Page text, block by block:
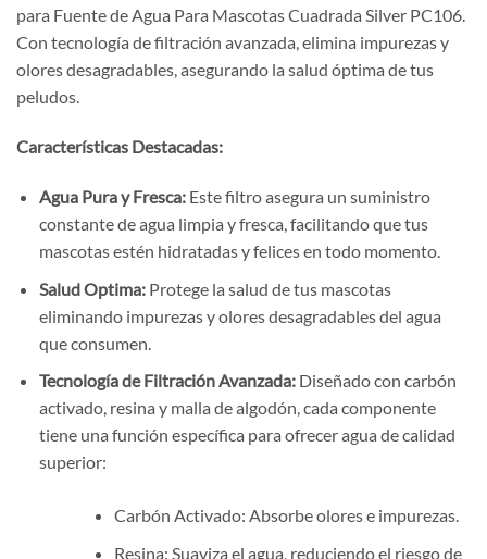
para Fuente de Agua Para Mascotas Cuadrada Silver PC106.
Con tecnología de filtración avanzada, elimina impurezas y
olores desagradables, asegurando la salud óptima de tus
peludos.
Características Destacadas:
Agua Pura y Fresca:Este filtro asegura un suministro
constante de agua limpia y fresca, facilitando que tus
mascotas estén hidratadas y felices en todo momento.
Salud Optima:Protege la salud de tus mascotas
eliminando impurezas y olores desagradables del agua
que consumen.
Tecnología de Filtración Avanzada:Diseñado con carbón
activado, resina y malla de algodón, cada componente
tiene una función específica para ofrecer agua de calidad
superior:
Carbón Activado: Absorbe olores e impurezas.
Resina: Suaviza el agua, reduciendo el riesgo de